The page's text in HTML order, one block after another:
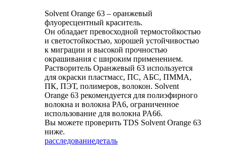
Solvent Orange 63 – оранжевый
флуоресцентный краситель.
Он обладает превосходной термостойкостью
и светостойкостью, хорошей устойчивостью
к миграции и высокой прочностью
окрашивания с широким применением.
Растворитель Оранжевый 63 используется
для окраски пластмасс, ПС, АБС, ПММА,
ПК, ПЭТ, полимеров, волокон. Solvent
Orange 63 рекомендуется для полиэфирного
волокна и волокна PA6, ограниченное
использование для волокна PA66.
Вы можете проверить TDS Solvent Orange 63
ниже.
расследованиедеталь